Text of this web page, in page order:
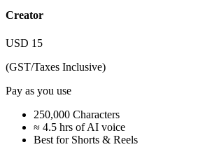
Creator
USD 15
(GST/Taxes Inclusive)
Pay as you use
250,000 Characters
≈ 4.5 hrs of AI voice
Best for Shorts & Reels